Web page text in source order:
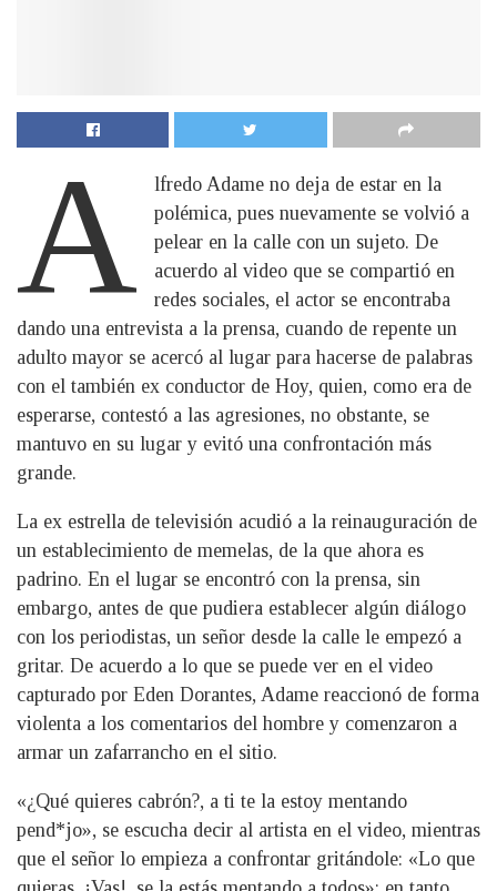
A
lfredo Adame no deja de estar en la
polémica, pues nuevamente se volvió a
pelear en la calle con un sujeto. De
acuerdo al video que se compartió en
redes sociales, el actor se encontraba
dando una entrevista a la prensa, cuando de repente un
adulto mayor se acercó al lugar para hacerse de palabras
con el también ex conductor de Hoy, quien, como era de
esperarse, contestó a las agresiones, no obstante, se
mantuvo en su lugar y evitó una confrontación más
grande.
La ex estrella de televisión acudió a la reinauguración de
un establecimiento de memelas, de la que ahora es
padrino. En el lugar se encontró con la prensa, sin
embargo, antes de que pudiera establecer algún diálogo
con los periodistas, un señor desde la calle le empezó a
gritar. De acuerdo a lo que se puede ver en el video
capturado por Eden Dorantes, Adame reaccionó de forma
violenta a los comentarios del hombre y comenzaron a
armar un zafarrancho en el sitio.
«¿Qué quieres cabrón?, a ti te la estoy mentando
pend*jo», se escucha decir al artista en el video, mientras
que el señor lo empieza a confrontar gritándole: «Lo que